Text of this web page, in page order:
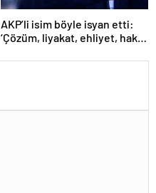
AKP’li isim böyle isyan etti:
‘Çözüm, liyakat, ehliyet, hak,